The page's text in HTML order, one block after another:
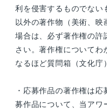
利を侵害するものでない
以外の著作物（美術、映
場合は、必ず著作権の許
さい。著作権について
なるほど質問箱（文化庁
・応募作品の著作権は
募作品について、当アワ